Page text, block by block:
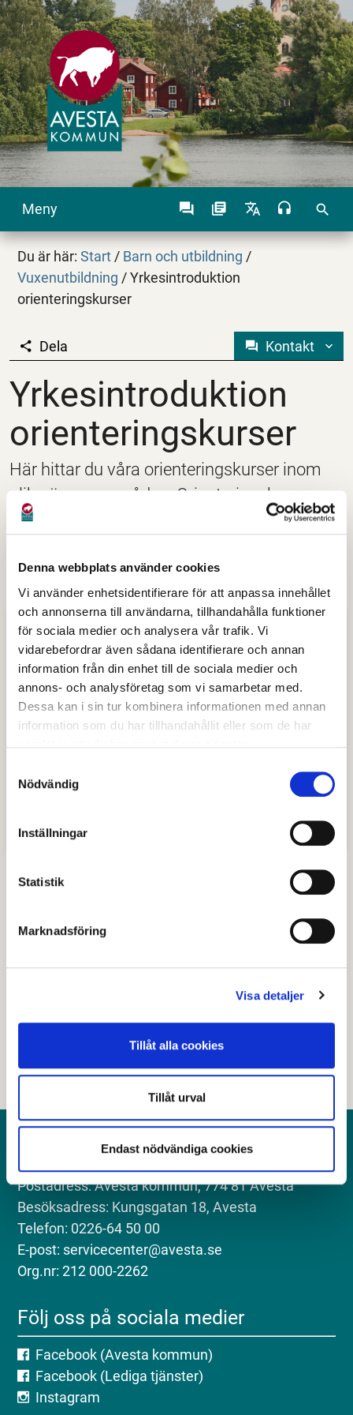
Denna webbplats använder cookies
Vi använder enhetsidentifierare för att anpassa innehållet
och annonserna till användarna, tillhandahålla funktioner
för sociala medier och analysera vår trafik. Vi
vidarebefordrar även sådana identifierare och annan
information från din enhet till de sociala medier och
annons- och analysföretag som vi samarbetar med.
Dessa kan i sin tur kombinera informationen med annan
information som du har tillhandahållit eller som de har
Nödvändig
Inställningar
Statistik
Marknadsföring
Visa detaljer
Tillåt alla cookies
Tillåt urval
Endast nödvändiga cookies
Meny search
Du är här:Start / Barn och utbildning /
Vuxenutbildning /Yrkesintroduktion
orienteringskurser
Yrkesintroduktion
Dela Kontakt
Yrkesintroduktion
orienteringskurser
Här hittar du våra orienteringskurser inom
olika ämnesområden. Orienteringskurser ger
en bra grund, förbättrar språket och är en bra
studier eller för sitt eget vardagsliv.
15 april 2026
Hjälpte den här informationen dig?
Postadress: Avesta kommun, 774 81 Avesta
Besöksadress: Kungsgatan 18, Avesta
Telefon: 0226-64 50 00
E-post: servicecenter@avesta.se
Org.nr: 212 000-2262
Följ oss på sociala medier
Facebook (Avesta kommun)
Facebook (Lediga tjänster)
Instagram